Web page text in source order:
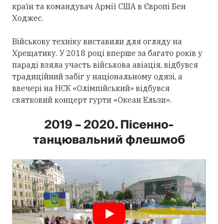
країн та командувач Армії США в Європі Бен
Ходжес.
Військову техніку виставили для огляду на
Хрещатику. У 2018 році вперше за багато років у
параді взяла участь військова авіація, відбувся
традиційний забіг у національному одязі, а
ввечері на НСК «Олімпійський» відбувся
святковий концерт гурти «Океан Ельзи».
2019 – 2020. Пісенно-
танцювальний флешмоб